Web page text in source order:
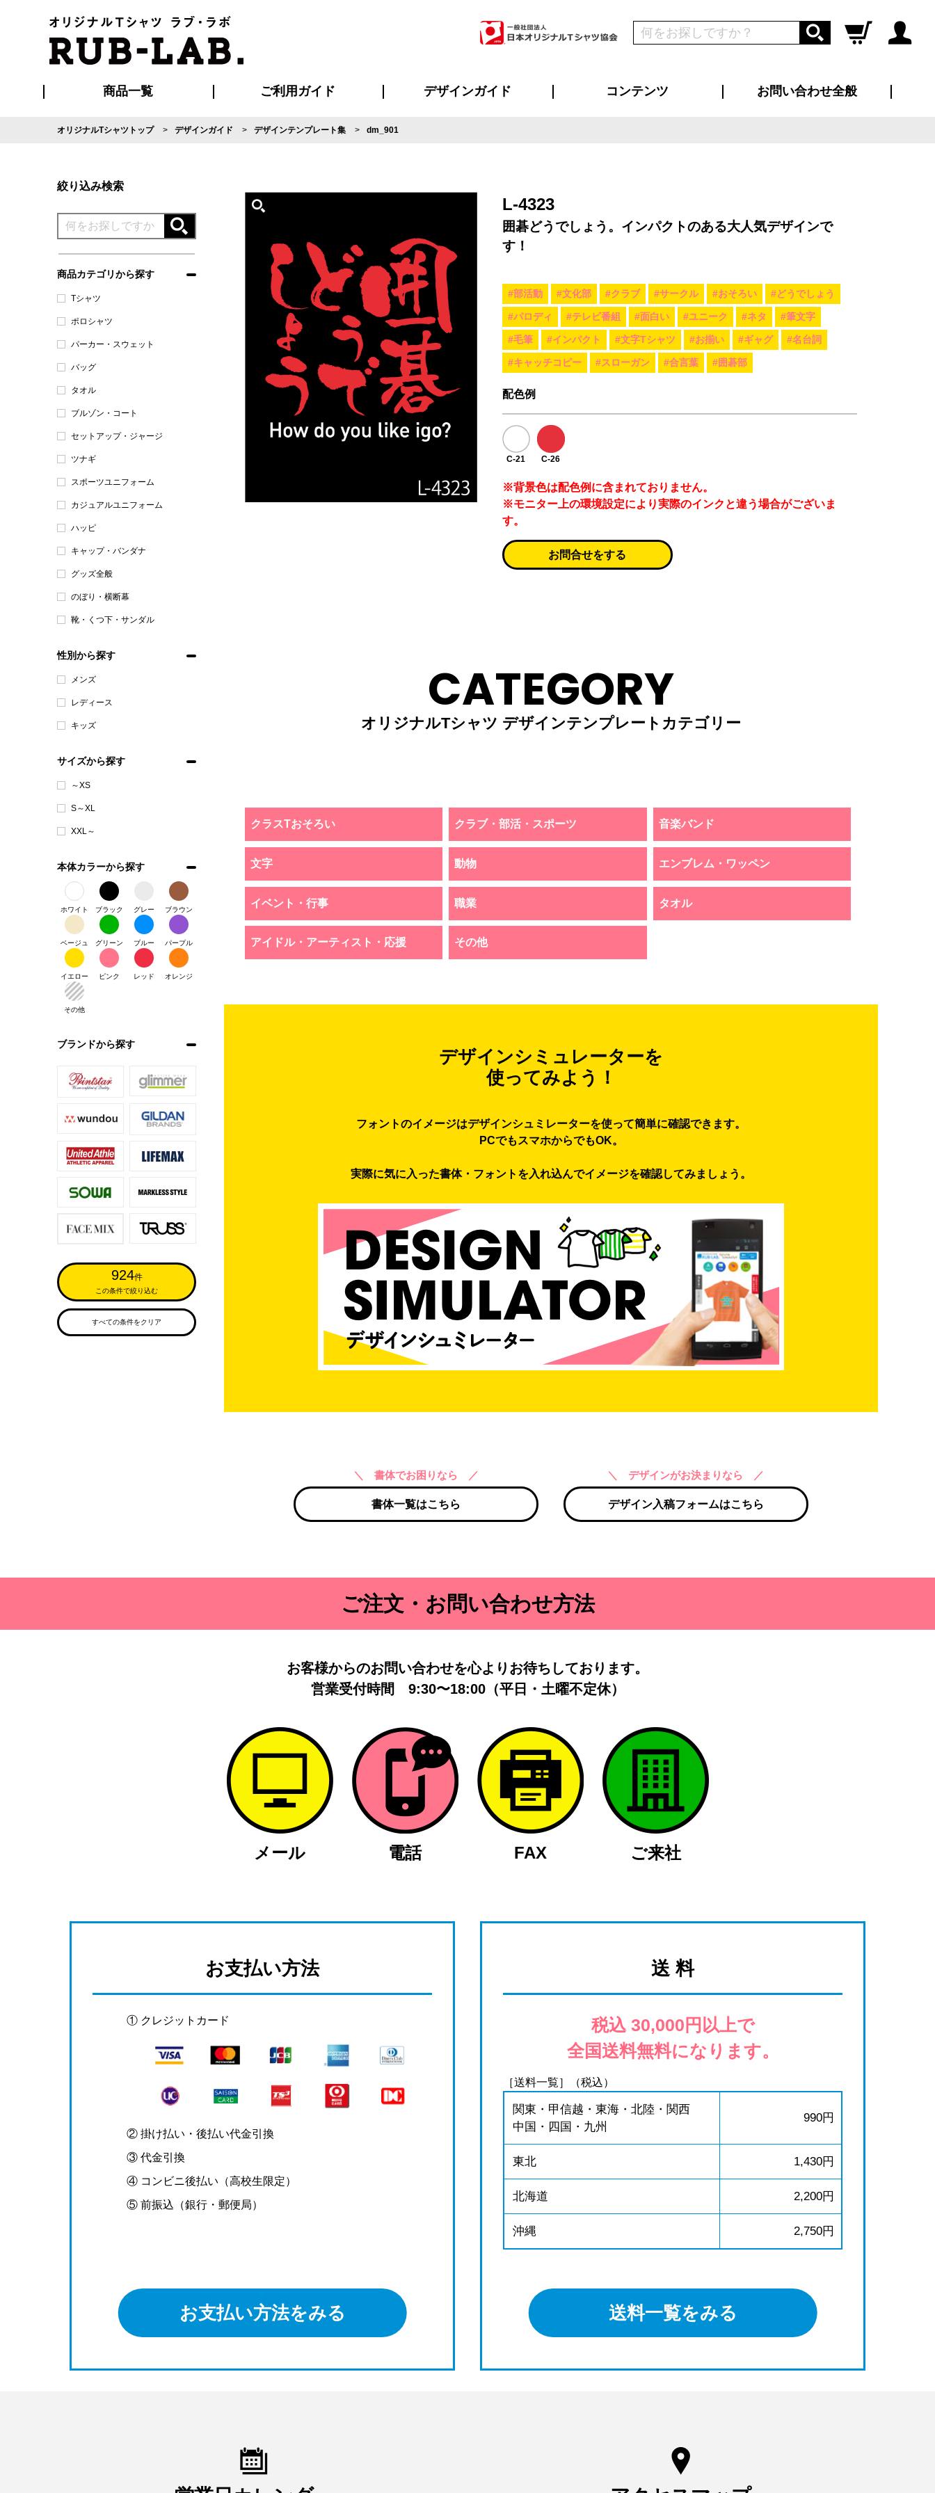
ログイン
商品一覧 ご利用ガイド
ご利用ガイド
はじめての方へ
再注文の方へ
お支払い方法について
割引まとめページ
発送・特急サービスについて
版の保管期限について
マイページ会員のメリット
よくあるご質問
デザインガイド コンテンツ お問い合わせ全般
オリジナルTシャツトップ デザインガイド デザインテンプレート集 dm_901
絞り込み検索
商品カテゴリから探す
Tシャツ
ポロシャツ
パーカー・スウェット
バッグ
タオル
ブルゾン・コート
セットアップ・ジャージ
ツナギ
スポーツユニフォーム
カジュアルユニフォーム
ハッピ
キャップ・バンダナ
グッズ全般
のぼり・横断幕
靴・くつ下・サンダル
性別から探す
メンズ
レディース
キッズ
サイズから探す
～XS
S～XL
XXL～
本体カラーから探す
ホワイト ブラック グレー ブラウン
ベージュ グリーン ブルー パープル
イエロー ピンク レッド オレンジ
その他
ブランドから探す
924件
この条件で絞り込む
すべての条件をクリア
L-4323
囲碁どうでしょう。インパクトのある大人気デザインで
す！
#部活動 #文化部 #クラブ #サークル #おそろい #どうでしょう
#パロディ #テレビ番組 #面白い #ユニーク #ネタ #筆文字
#毛筆 #インパクト #文字Tシャツ #お揃い #ギャグ #名台詞
#キャッチコピー #スローガン #合言葉 #囲碁部
配色例
C-21 C-26
※背景色は配色例に含まれておりません。
※モニター上の環境設定により実際のインクと違う場合がございま
す。
お問合せをする
CATEGORY
オリジナルTシャツ デザインテンプレートカテゴリー
クラスTおそろい クラブ・部活・スポーツ 音楽バンド
文字 動物 エンブレム・ワッペン
イベント・行事 職業 タオル
アイドル・アーティスト・応援 その他
デザインシミュレーターを
使ってみよう！
フォントのイメージはデザインシュミレーターを使って簡単に確認できます。
PCでもスマホからでもOK。
実際に気に入った書体・フォントを入れ込んでイメージを確認してみましょう。
＼ 書体でお困りなら ／
書体一覧はこちら
＼ デザインがお決まりなら ／
デザイン入稿フォームはこちら
ご注文・お問い合わせ方法
お客様からのお問い合わせを心よりお待ちしております。
営業受付時間 9:30〜18:00（平日・土曜不定休）
メール 電話 FAX ご来社
お支払い方法
① クレジットカード
② 掛け払い・後払い代金引換
③ 代金引換
④ コンビニ後払い（高校生限定）
⑤ 前振込（銀行・郵便局）
お支払い方法をみる
送 料
税込 30,000円以上で
全国送料無料になります。
［送料一覧］（税込）
関東・甲信越・東海・北陸・関西
中国・四国・九州
990円
東北 1,430円
北海道 2,200円
沖縄 2,750円
送料一覧をみる